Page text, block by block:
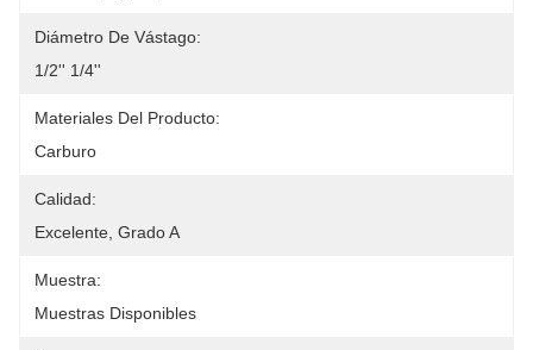
Diámetro De Vástago:
1/2'' 1/4''
Materiales Del Producto:
Carburo
Calidad:
Excelente, Grado A
Muestra:
Muestras Disponibles